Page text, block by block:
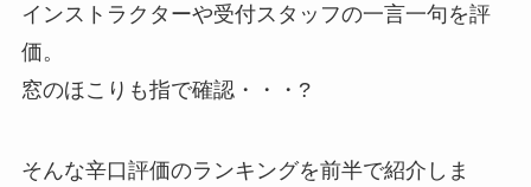
インストラクターや受付スタッフの一言一句を評
価。
窓のほこりも指で確認・・・?
そんな辛口評価のランキングを前半で紹介しま